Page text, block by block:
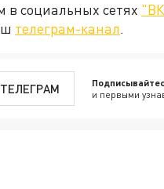
в социальных сетях
телеграм-канал.
ТЕЛЕГРАМ и первыми